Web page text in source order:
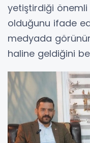
yetiştirdiği
olduğunu ifade
medyada
haline geldiğini